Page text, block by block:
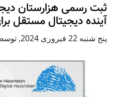
ثبت رسمی هزارستان
آینده دیجیتال مستقل
پنج شنبه 22 فبروری 2024 ,